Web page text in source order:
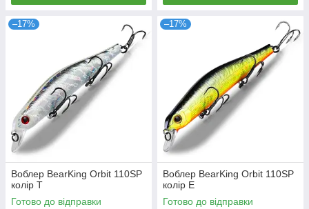
–17%
Воблер BearKing Orbit 110SP
колір T
Готово до відправки
–17%
Воблер BearKing Orbit 110SP
колір E
Готово до відправки